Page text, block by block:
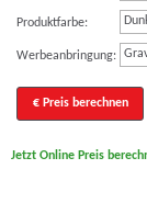
Produktfarbe:
Werbeanbringung:
€ Preis berechnen
Jetzt Online Preis